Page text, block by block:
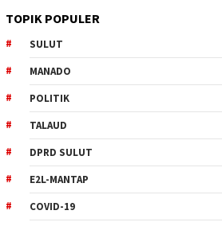
TOPIK POPULER
SULUT
MANADO
POLITIK
TALAUD
DPRD SULUT
E2L-MANTAP
COVID-19